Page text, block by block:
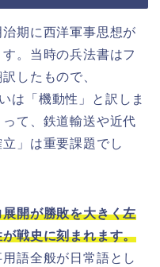
治期に西洋軍事思想が
。当時の兵法書はフ
したもので、
は「機動性」と訳しま
て、鉄道輸送や近代
」は重要課題でし
開が勝敗を大きく左
戦史に刻まれます。
語全般が日常語とし